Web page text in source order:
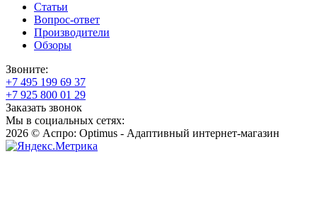
Статьи
Вопрос-ответ
Производители
Обзоры
Звоните:
+7 495 199 69 37
+7 925 800 01 29
Заказать звонок
Мы в социальных сетях:
2026 © Аспро: Optimus - Адаптивный интернет-магазин